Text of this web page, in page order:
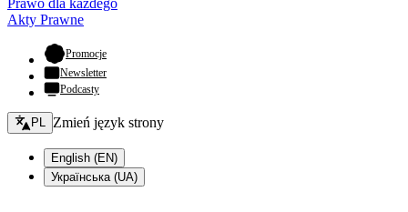
Prawo dla każdego
Akty Prawne
Promocje- otwiera się w nowej karcie
Newsletter
Podcasty
Zmień język - bieżący:
PL Zmień język strony
English (EN)
Українська (UA)